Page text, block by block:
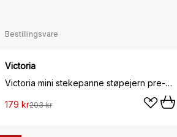
Bestillingsvare
Victoria
Victoria mini stekepanne støpejern pre-seasoned, Ø12 cm
179 kr203 kr